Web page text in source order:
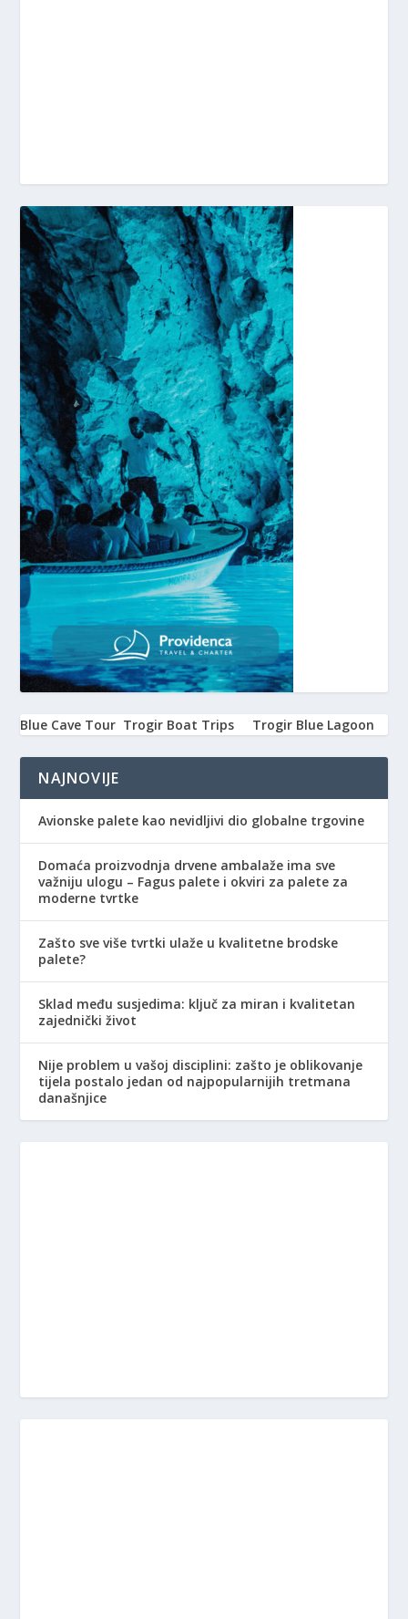
Blue Cave Tour Trogir Boat Trips Trogir Blue Lagoon
NAJNOVIJE
Avionske palete kao nevidljivi dio globalne trgovine
Domaća proizvodnja drvene ambalaže ima sve
važniju ulogu – Fagus palete i okviri za palete za
moderne tvrtke
Zašto sve više tvrtki ulaže u kvalitetne brodske
palete?
Sklad među susjedima: ključ za miran i kvalitetan
zajednički život
Nije problem u vašoj disciplini: zašto je oblikovanje
tijela postalo jedan od najpopularnijih tretmana
današnjice